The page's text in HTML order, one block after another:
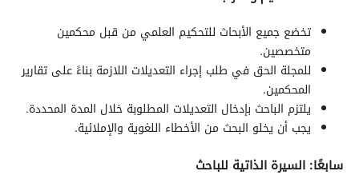
تخضع جميع الأبحاث للتحكيم العلمي من قبل محكمين
متخصصين.
للمجلة الحق في طلب إجراء التعديلات اللازمة بناءً على تقارير
المحكمين.
يلتزم الباحث بإدخال التعديلات المطلوبة خلال المدة المحددة.
يجب أن يخلو البحث من الأخطاء اللغوية والإملائية.
سابعًا: السيرة الذاتية للباحث